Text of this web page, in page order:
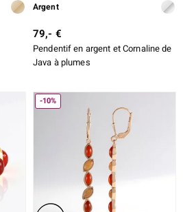
Argent
79,- €
Pendentif en argent et Cornaline de
Java à plumes
-10%